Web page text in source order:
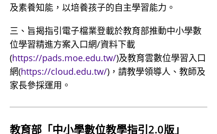
及素養知能，以培養孩子的自主學習能力。
三、旨揭指引電子檔業登載於教育部推動中小學數
位學習精進方案入口網/資料下載
(https://pads.moe.edu.tw/)及教育雲數位學習入口
網(https://cloud.edu.tw/)，請教學領導人、教師及
家長參採運用。
教育部「中小學數位教學指引2.0版」